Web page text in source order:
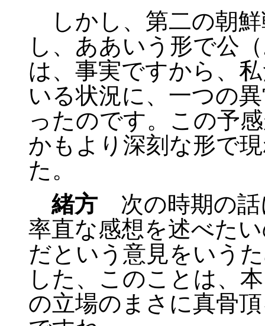
しかし、第二の朝
し、ああいう形で公
は、事実ですから、
いる状況に、一つの
ったのです。この予
かもより深刻な形で
た。
緒方 次の時期の話
率直な感想を述べた
だという意見をいう
した、このことは、
の立場のまさに真骨